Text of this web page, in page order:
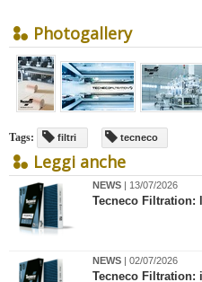
Photogallery
Tags: filtri tecneco
Leggi anche
NEWS | 13/07/2026
​Tecneco Filtration:
NEWS | 02/07/2026
​Tecneco Filtration: